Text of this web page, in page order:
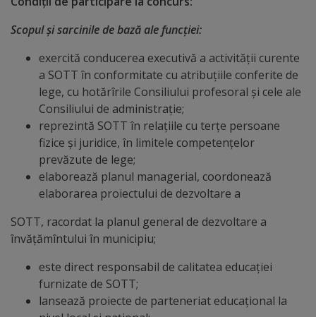
„Merite
pentru
Ungheni”
Diplome
de
Excelență
Ungheniul
turistic
Obiective
turistice
Scopul şi sarcinile de bază ale funcţiei:
exercită conducerea executivă a activității curente
a SOTT în conformitate cu atribuțiile conferite de
lege, cu hotărîrile Consiliului profesoral și cele ale
Consiliului de administrație;
reprezintă SOTT în relațiile cu terțe persoane
fizice și juridice, în limitele competențelor
prevăzute de lege;
elaborează planul managerial, coordonează
elaborarea proiectului de dezvoltare a
SOTT, racordat la planul general de dezvoltare a
învățămîntului în municipiu;
este direct responsabil de calitatea educației
furnizate de SOTT;
lansează proiecte de parteneriat educațional la